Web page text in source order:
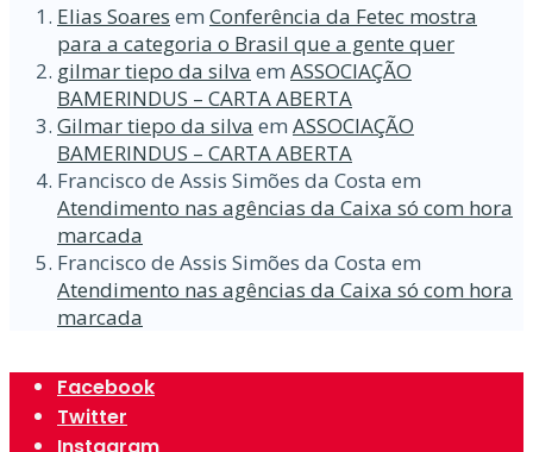
Elias Soares em Conferência da Fetec mostra
para a categoria o Brasil que a gente quer
gilmar tiepo da silva em ASSOCIAÇÃO
BAMERINDUS – CARTA ABERTA
Gilmar tiepo da silva em ASSOCIAÇÃO
BAMERINDUS – CARTA ABERTA
Francisco de Assis Simões da Costa em
Atendimento nas agências da Caixa só com hora
marcada
Francisco de Assis Simões da Costa em
Atendimento nas agências da Caixa só com hora
marcada
Facebook
Twitter
Instagram